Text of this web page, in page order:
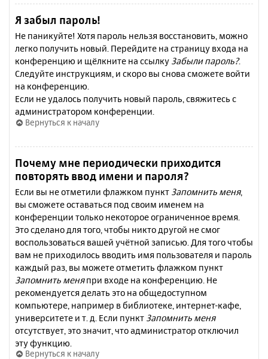
Я забыл пароль!
Не паникуйте! Хотя пароль нельзя восстановить, можно
легко получить новый. Перейдите на страницу входа на
конференцию и щёлкните на ссылку Забыли пароль?.
Следуйте инструкциям, и скоро вы снова сможете войти
на конференцию.
Если не удалось получить новый пароль, свяжитесь с
администратором конференции.
Вернуться к началу
Почему мне периодически приходится
повторять ввод имени и пароля?
Если вы не отметили флажком пункт Запомнить меня,
вы сможете оставаться под своим именем на
конференции только некоторое ограниченное время.
Это сделано для того, чтобы никто другой не смог
воспользоваться вашей учётной записью. Для того чтобы
вам не приходилось вводить имя пользователя и пароль
каждый раз, вы можете отметить флажком пункт
Запомнить меняпри входе на конференцию. Не
рекомендуется делать это на общедоступном
компьютере, например в библиотеке, интернет-кафе,
университете и т. д. Если пункт Запомнить меня
отсутствует, это значит, что администратор отключил
эту функцию.
Вернуться к началу